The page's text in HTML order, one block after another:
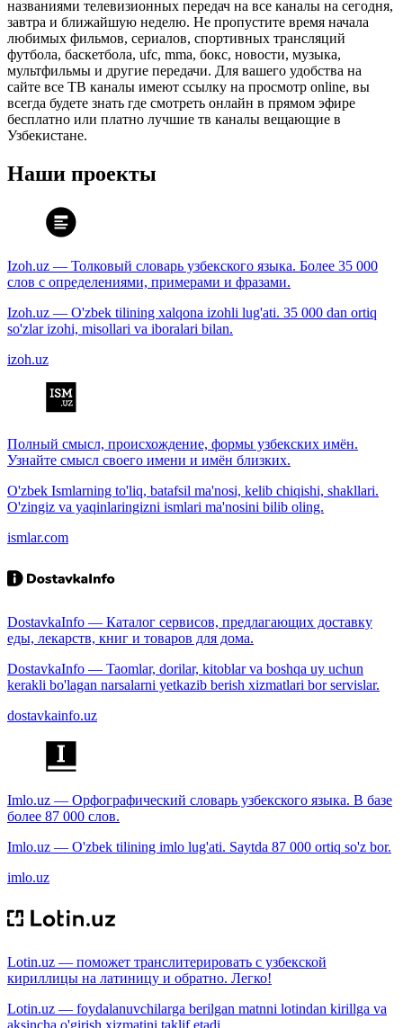
названиями телевизионных передач на все каналы на сегодня,
завтра и ближайшую неделю. Не пропустите время начала
любимых фильмов, сериалов, спортивных трансляций
футбола, баскетбола, ufc, mma, бокс, новости, музыка,
мультфильмы и другие передачи. Для вашего удобства на
сайте все ТВ каналы имеют ссылку на просмотр online, вы
всегда будете знать где смотреть онлайн в прямом эфире
бесплатно или платно лучшие тв каналы вещающие в
Узбекистане.
Наши проекты
Izoh.uz — Толковый словарь узбекского языка. Более 35 000
слов с определениями, примерами и фразами.
Izoh.uz — O'zbek tilining xalqona izohli lug'ati. 35 000 dan ortiq
so'zlar izohi, misollari va iboralari bilan.
izoh.uz
Полный смысл, происхождение, формы узбекских имён.
Узнайте смысл своего имени и имён близких.
O'zbek Ismlarning to'liq, batafsil ma'nosi, kelib chiqishi, shakllari.
O'zingiz va yaqinlaringizni ismlari ma'nosini bilib oling.
ismlar.com
DostavkaInfo — Каталог сервисов, предлагающих доставку
еды, лекарств, книг и товаров для дома.
DostavkaInfo — Taomlar, dorilar, kitoblar va boshqa uy uchun
kerakli bo'lagan narsalarni yetkazib berish xizmatlari bor servislar.
dostavkainfo.uz
Imlo.uz — Орфографический словарь узбекского языка. В базе
более 87 000 слов.
Imlo.uz — O'zbek tilining imlo lug'ati. Saytda 87 000 ortiq so'z bor.
imlo.uz
Lotin.uz — поможет транслитерировать с узбекской
кириллицы на латиницу и обратно. Легко!
Lotin.uz — foydalanuvchilarga berilgan matnni lotindan kirillga va
aksincha o'girish xizmatini taklif etadi.